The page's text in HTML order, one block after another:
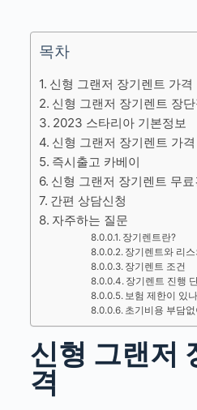
목차
신형 그랜저 장기렌트 가격
신형 그랜저 장기렌트 장단
2023 스타리아 기본정보
신형 그랜저 장기렌트 가격
즉시출고 카베이
신형 그랜저 장기렌트 무료
간편 상담신청
자주하는 질문
장기렌트란?
장기렌트와 리
장기렌트 조건
장기렌트 진행
보험 제한이 있
초기비용 부담
신형 그랜저
격